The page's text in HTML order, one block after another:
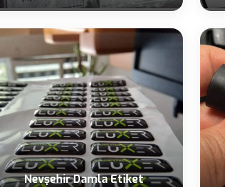
Nevşehir Damla Etiket